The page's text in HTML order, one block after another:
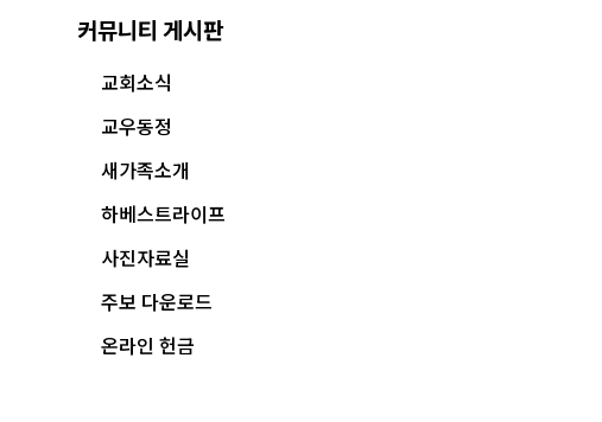
커뮤니티 게시판
교회소식
교우동정
새가족소개
하베스트라이프
사진자료실
주보 다운로드
온라인 헌금